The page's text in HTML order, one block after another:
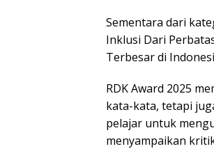
Sementara dari
Inklusi Dari
Terbesar di
RDK Award 2025
kata-kata, tetapi
pelajar untuk
menyampaikan